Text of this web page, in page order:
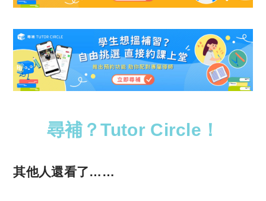
尋補？Tutor Circle！
其他人還看了……